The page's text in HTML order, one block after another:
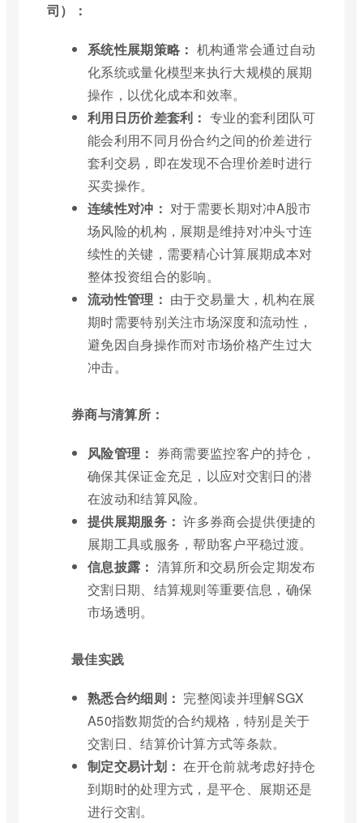
司）：
系统性展期策略： 机构通常会通过自动
化系统或量化模型来执行大规模的展期
操作，以优化成本和效率。
利用日历价差套利： 专业的套利团队可
能会利用不同月份合约之间的价差进行
套利交易，即在发现不合理价差时进行
买卖操作。
连续性对冲： 对于需要长期对冲A股市
场风险的机构，展期是维持对冲头寸连
续性的关键，需要精心计算展期成本对
整体投资组合的影响。
流动性管理： 由于交易量大，机构在展
期时需要特别关注市场深度和流动性，
避免因自身操作而对市场价格产生过大
冲击。
券商与清算所：
风险管理： 券商需要监控客户的持仓，
确保其保证金充足，以应对交割日的潜
在波动和结算风险。
提供展期服务： 许多券商会提供便捷的
展期工具或服务，帮助客户平稳过渡。
信息披露： 清算所和交易所会定期发布
交割日期、结算规则等重要信息，确保
市场透明。
最佳实践
熟悉合约细则： 完整阅读并理解SGX
A50指数期货的合约规格，特别是关于
交割日、结算价计算方式等条款。
制定交易计划： 在开仓前就考虑好持仓
到期时的处理方式，是平仓、展期还是
进行交割。